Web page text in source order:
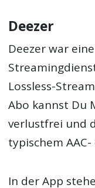
Deezer
Deezer war
Lossless-
Abo kannst Du
verlustfrei und
typischem
In der App